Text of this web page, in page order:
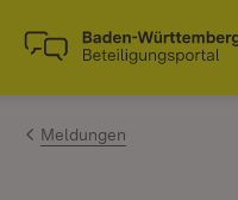
Zum Inhalt
Link zur Startseite
Meldungen